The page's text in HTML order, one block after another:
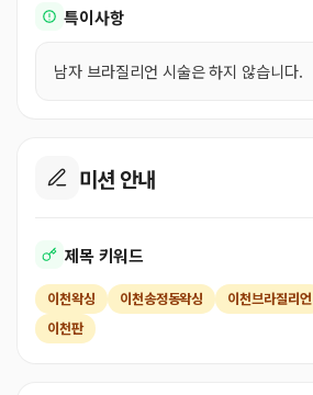
특이사항
남자 브라질리언 시술은 하지 않습니다.
미션 안내
제목 키워드
이천왁싱 이천송정동왁싱 이천브라질리언
이천판